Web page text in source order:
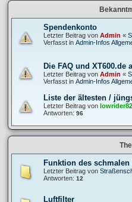
Spendenkonto
Letzter Beitrag von Admin «
Verfasst in Admin-Infos
Die FAQ und
Letzter Beitrag von Admin «
Verfasst in Admin-Infos
Liste der ältesten /
Letzter Beitrag von lowrider82
Antworten: 96
Funktion des
Letzter Beitrag von
Antworten: 12
Luftfilter